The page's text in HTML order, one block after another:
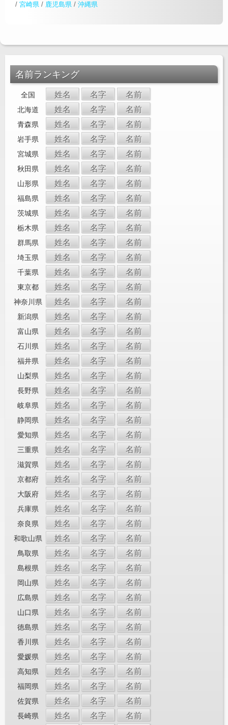
/ 宮崎県 / 鹿児島県 / 沖縄県
名前ランキング
全国 姓名 名字 名前
北海道 姓名 名字 名前
青森県 姓名 名字 名前
岩手県 姓名 名字 名前
宮城県 姓名 名字 名前
秋田県 姓名 名字 名前
山形県 姓名 名字 名前
福島県 姓名 名字 名前
茨城県 姓名 名字 名前
栃木県 姓名 名字 名前
群馬県 姓名 名字 名前
埼玉県 姓名 名字 名前
千葉県 姓名 名字 名前
東京都 姓名 名字 名前
神奈川県 姓名 名字 名前
新潟県 姓名 名字 名前
富山県 姓名 名字 名前
石川県 姓名 名字 名前
福井県 姓名 名字 名前
山梨県 姓名 名字 名前
長野県 姓名 名字 名前
岐阜県 姓名 名字 名前
静岡県 姓名 名字 名前
愛知県 姓名 名字 名前
三重県 姓名 名字 名前
滋賀県 姓名 名字 名前
京都府 姓名 名字 名前
大阪府 姓名 名字 名前
兵庫県 姓名 名字 名前
奈良県 姓名 名字 名前
和歌山県 姓名 名字 名前
鳥取県 姓名 名字 名前
島根県 姓名 名字 名前
岡山県 姓名 名字 名前
広島県 姓名 名字 名前
山口県 姓名 名字 名前
徳島県 姓名 名字 名前
香川県 姓名 名字 名前
愛媛県 姓名 名字 名前
高知県 姓名 名字 名前
福岡県 姓名 名字 名前
佐賀県 姓名 名字 名前
長崎県 姓名 名字 名前